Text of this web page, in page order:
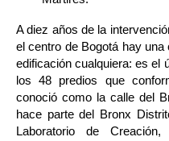
A diez años de la
el centro de Bogotá hay
edificación cualquiera: es el
los 48 predios que
conoció como la calle del
hace parte del Bronx
Laboratorio de